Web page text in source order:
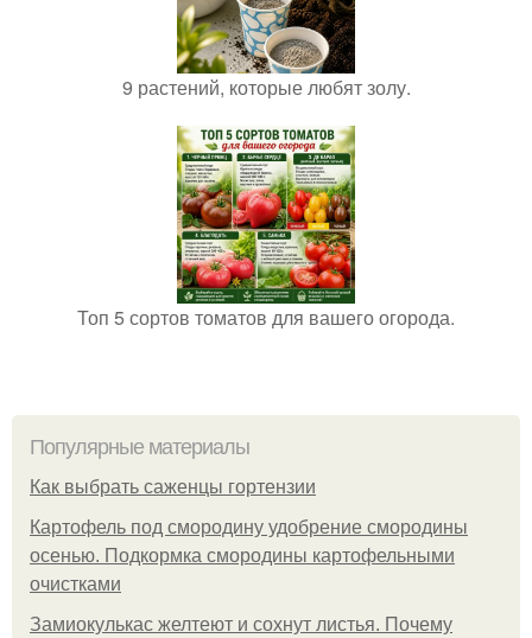
9 растений, которые любят золу.
Топ 5 сортов томатов для вашего огорода.
Популярные материалы
Как выбрать саженцы гортензии
Картофель под смородину удобрение смородины
осенью. Подкормка смородины картофельными
очистками
Замиокулькас желтеют и сохнут листья. Почему